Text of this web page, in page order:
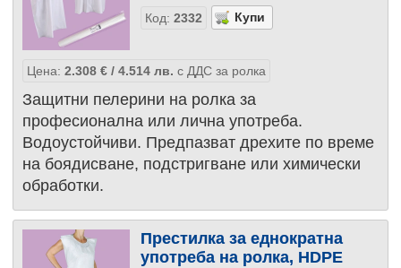
Код: 2332
Цена: 2.308 €/ 4.514 лв. с ДДС за ролка
Защитни пелерини на ролка за
професионална или лична употреба.
Водоустойчиви. Предпазват дрехите по време
на боядисване, подстригване или химически
обработки.
Престилка за еднократна
употреба на ролка, HDPE